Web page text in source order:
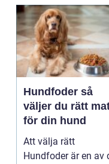
Hundfoder så
väljer du rätt
för din hund
Att välja rätt
Hundfoder är en av